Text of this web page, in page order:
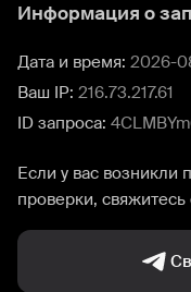
Информация о
Дата и время: 2026-
Ваш IP: 216.73.217.61
ID запроса:
Если у вас
проверки,